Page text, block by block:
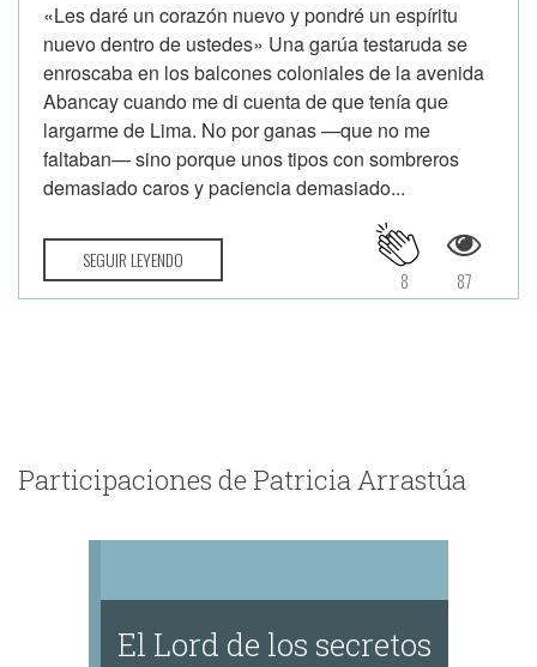
«Les daré un corazón nuevo y pondré un espíritu
nuevo dentro de ustedes» Una garúa testaruda se
enroscaba en los balcones coloniales de la avenida
Abancay cuando me di cuenta de que tenía que
largarme de Lima. No por ganas —que no me
faltaban— sino porque unos tipos con sombreros
demasiado caros y paciencia demasiado...
SEGUIR LEYENDO
87
8
Participaciones de Patricia Arrastúa
El Lord de los secretos